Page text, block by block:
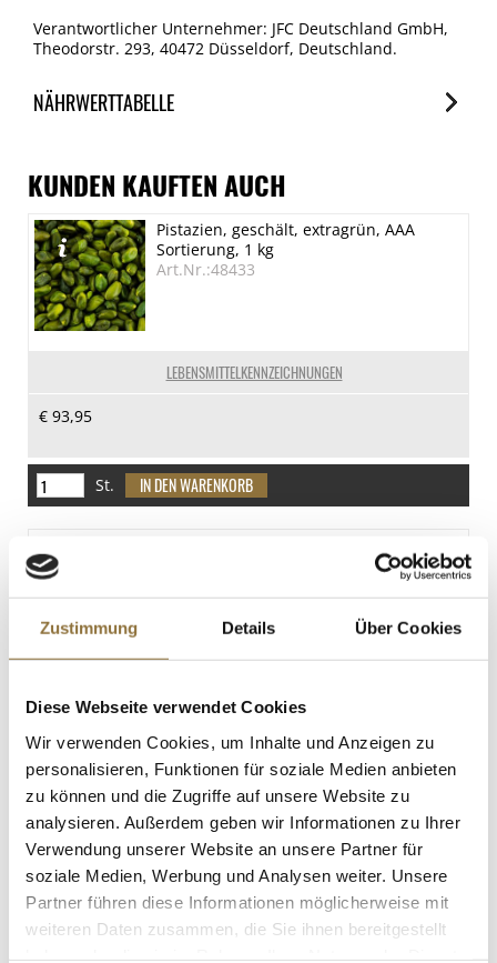
Zustimmung Details Über Cookies
Diese Webseite verwendet Cookies
Wir verwenden Cookies, um Inhalte und Anzeigen zu
personalisieren, Funktionen für soziale Medien anbieten
zu können und die Zugriffe auf unsere Website zu
analysieren. Außerdem geben wir Informationen zu Ihrer
Verwendung unserer Website an unsere Partner für
soziale Medien, Werbung und Analysen weiter. Unsere
Partner führen diese Informationen möglicherweise mit
weiteren Daten zusammen, die Sie ihnen bereitgestellt
Verantwortlicher Unternehmer: JFC Deutschland GmbH,
Theodorstr. 293, 40472 Düsseldorf, Deutschland.
NÄHRWERTTABELLE
je 100g
Brennwert
1490 kJ/350 kcal
Fett
0.6 g
davon gesättigte Fettsäuren
79 g
< 0.5 g
Salz
KUNDEN KAUFTEN AUCH
LEBENSMITTELKENNZEICHNUNGEN
Pistazien, geschält, extragrün, AAA
Sortierung, 1 kg
Art.Nr.:48433
€ 93,95
St.
€ 21,00
€ 37,50 / kg
St.
Voelkel - Rhabarber Sirup, BIO, 500 ml
Art.Nr.:57452